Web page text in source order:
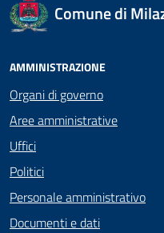
Comune di
AMMINISTRAZIONE
Organi di governo
Aree amministrative
Uffici
Politici
Personale amministrativo
Documenti e dati